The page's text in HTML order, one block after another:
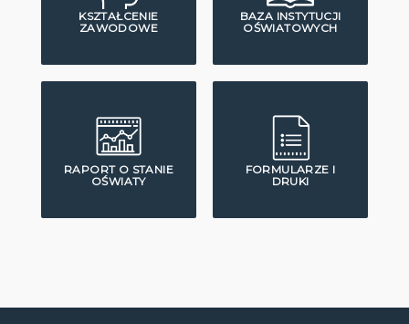
KSZTAŁCENIE
ZAWODOWE
BAZA INSTYTUCJI
OŚWIATOWYCH
RAPORT O STANIE
OŚWIATY
FORMULARZE I
DRUKI